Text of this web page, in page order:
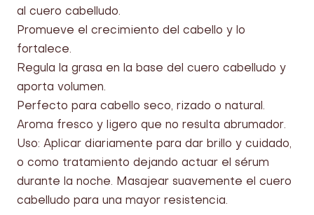
al cuero cabelludo.
Promueve el crecimiento del cabello y lo
fortalece.
Regula la grasa en la base del cuero cabelludo y
aporta volumen.
Perfecto para cabello seco, rizado o natural.
Aroma fresco y ligero que no resulta abrumador.
Uso: Aplicar diariamente para dar brillo y cuidado,
o como tratamiento dejando actuar el sérum
durante la noche. Masajear suavemente el cuero
cabelludo para una mayor resistencia.